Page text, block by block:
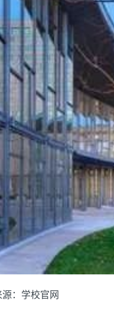
：学校官网